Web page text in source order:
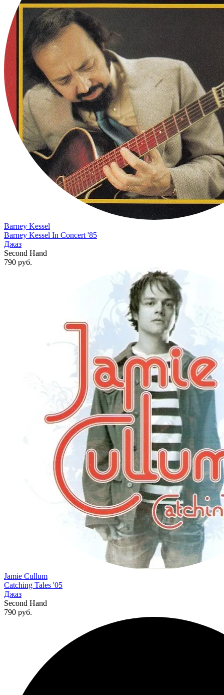
Barney Kessel
Barney Kessel In Concert '85
Джаз
Second Hand
790 руб.
Jamie Cullum
Catching Tales '05
Джаз
Second Hand
790 руб.